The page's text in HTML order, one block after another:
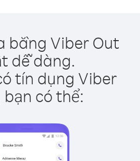
bằng Viber Out
dễ dàng.
tín dụng Viber
bạn có thể: